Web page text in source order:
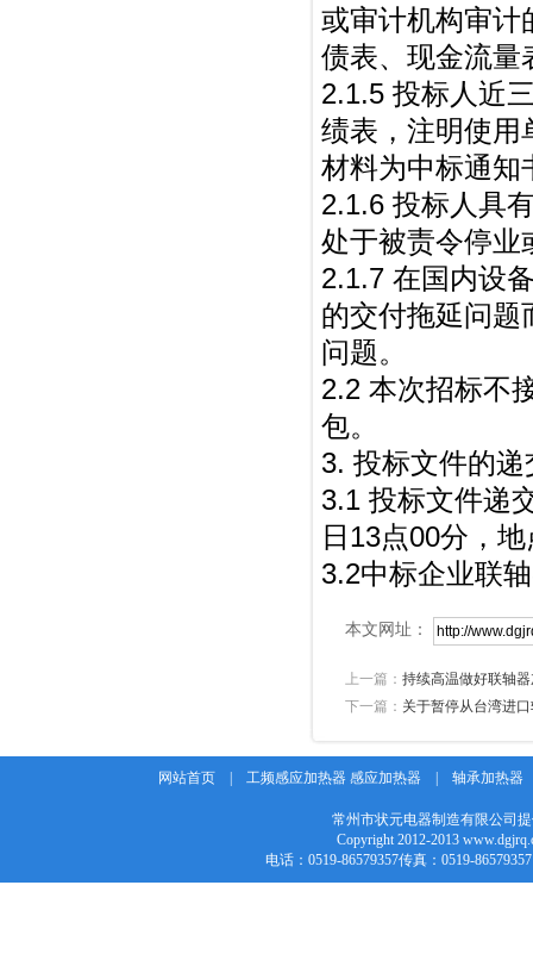
或审计机构审计
债表、现金流量
2.1.5 投标人近
绩表，注明使用
材料为中标通知
2.1.6 投标人具
处于被责令停业
2.1.7 在国内设
的交付拖延问题
问题。
2.2 本次招标不
包。
3. 投标文件的递
3.1 投标文件递
日13点00分，
3.2中标企业联
本文网址：
上一篇： 持续高温做好联轴
下一篇： 关于暂停从台湾进
网站首页 工频感应加热器 感应加热器 轴承加热器
常州市状元电器制造有限公司
Copyright 2012-2013
电话：0519-86579357传真：0519-